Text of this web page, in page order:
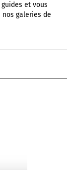
et vous
nos galeries de